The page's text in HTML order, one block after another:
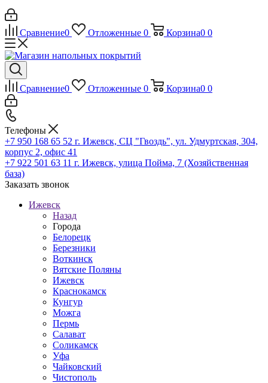
Сравнение0 Отложенные 0 Корзина0 0
Сравнение0 Отложенные 0 Корзина0 0
Телефоны
+7 950 168 65 52 г. Ижевск, СЦ "Гвоздь", ул. Удмуртская, 304,
корпус 2, офис 41
+7 922 501 63 11 г. Ижевск, улица Пойма, 7 (Хозяйственная
база)
Заказать звонок
Ижевск
Назад
Города
Белорецк
Березники
Воткинск
Вятские Поляны
Ижевск
Краснокамск
Кунгур
Можга
Пермь
Салават
Соликамск
Уфа
Чайковский
Чистополь